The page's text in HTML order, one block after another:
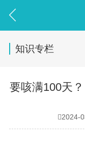
知识专栏
要咳满100天
